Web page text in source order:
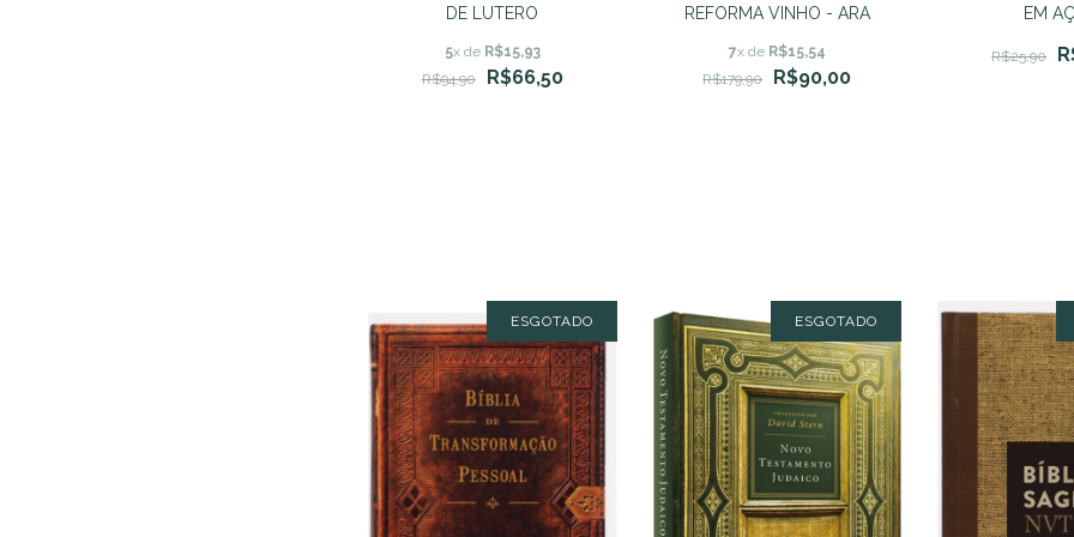
DE LUTERO
5x de R$15,93
R$94,90
R$66,50
REFORMA VINHO - ARA
7x de R$15,54
R$179,90
R$90,00
EM
R$25,90
ESGOTADO ESGOTADO